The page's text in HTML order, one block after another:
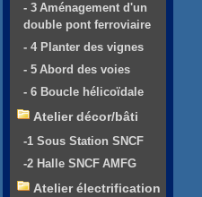
- 3 Aménagement d'un
double pont ferroviaire
- 4 Planter des vignes
- 5 Abord des voies
- 6 Boucle hélicoïdale
Atelier décor/bâti
-1 Sous Station SNCF
-2 Halle SNCF AMFG
Atelier électrification